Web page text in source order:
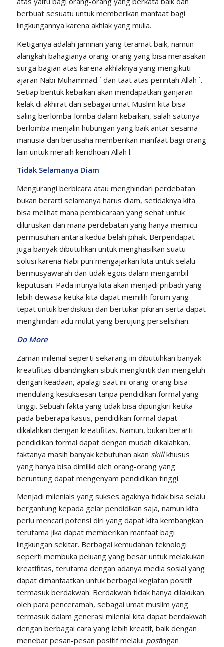
berbuat sesuatu untuk memberikan manfaat bagi
lingkungannya karena akhlak yang mulia.
Ketiganya adalah jaminan yang teramat baik, namun
alangkah bahagianya orang-orang yang bisa merasakan
surga bagian atas karena akhlaknya yang mengikuti
ajaran Nabi Muhammad ` dan taat atas perintah Allah `.
Setiap bentuk kebaikan akan mendapatkan ganjaran
kelak di akhirat dan sebagai umat Muslim kita bisa
saling berlomba-lomba dalam kebaikan, salah satunya
berlomba menjalin hubungan yang baik antar sesama
manusia dan berusaha memberikan manfaat bagi orang
lain untuk meraih keridhoan Allah l.
Tidak Selamanya Diam
Mengurangi berbicara atau menghindari perdebatan
bukan berarti selamanya harus diam, setidaknya kita
bisa melihat mana pembicaraan yang sehat untuk
diluruskan dan mana perdebatan yang hanya memicu
permusuhan antara kedua belah pihak. Berpendapat
juga banyak dibutuhkan untuk menghasilkan suatu
solusi karena Nabi pun mengajarkan kita untuk selalu
bermusyawarah dan tidak egois dalam mengambil
keputusan. Pada intinya kita akan menjadi pribadi yang
lebih dewasa ketika kita dapat memilih forum yang
tepat untuk berdiskusi dan bertukar pikiran serta dapat
menghindari adu mulut yang berujung perselisihan.
Do More
Zaman milenial seperti sekarang ini dibutuhkan banyak
kreatifitas dibandingkan sibuk mengkritik dan mengeluh
dengan keadaan, apalagi saat ini orang-orang bisa
mendulang kesuksesan tanpa pendidikan formal yang
tinggi. Sebuah fakta yang tidak bisa dipungkiri ketika
pada beberapa kasus, pendidikan formal dapat
dikalahkan dengan kreatifitas. Namun, bukan berarti
pendidikan formal dapat dengan mudah dikalahkan,
faktanya masih banyak kebutuhan akan skillkhusus
yang hanya bisa dimiliki oleh orang-orang yang
beruntung dapat mengenyam pendidikan tinggi.
Menjadi milenials yang sukses agaknya tidak bisa selalu
bergantung kepada gelar pendidikan saja, namun kita
perlu mencari potensi diri yang dapat kita kembangkan
terutama jika dapat memberikan manfaat bagi
lingkungan sekitar. Berbagai kemudahan teknologi
seperti membuka peluang yang besar untuk melakukan
kreatifitas, terutama dengan adanya media sosial yang
dapat dimanfaatkan untuk berbagai kegiatan positif
termasuk berdakwah. Berdakwah tidak hanya dilakukan
oleh para penceramah, sebagai umat muslim yang
termasuk dalam generasi milenial kita dapat berdakwah
dengan berbagai cara yang lebih kreatif, baik dengan
menebar pesan-pesan positif melalui postingan